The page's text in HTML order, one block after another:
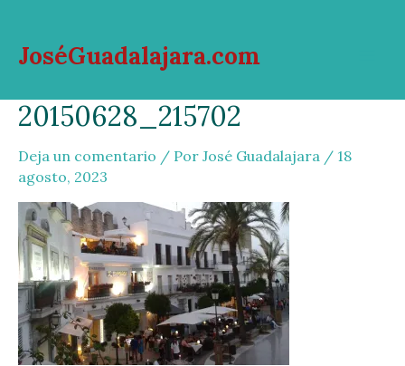
contenido
JoséGuadalajara.com
20150628_215702
Deja un comentario / Por José Guadalajara / 18
agosto, 2023